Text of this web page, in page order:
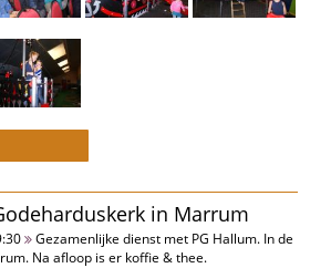
in Marrum
Gezamenlijke dienst met PG Hallum. In de
Na afloop is er koffie & thee.